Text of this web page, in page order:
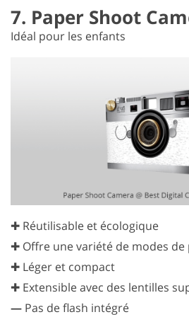
7. Paper Shoot
Idéal pour les enfants
✚ Réutilisable et écologique
✚ Offre une variété de modes de
✚ Léger et compact
✚ Extensible avec des lentilles
— Pas de flash intégré